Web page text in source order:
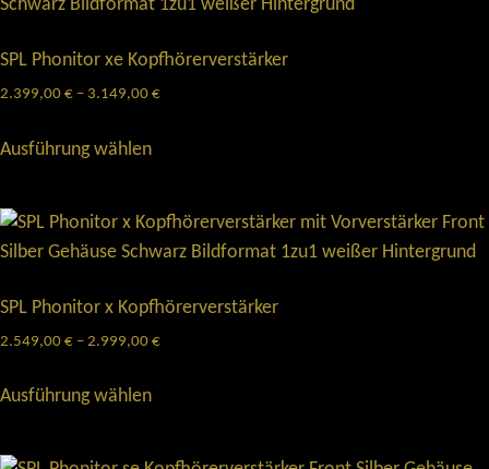
SPL Phonitor xe Kopfhörerverstärker
2.399,00€ – 3.149,00€
Ausführung wählen
SPL Phonitor x Kopfhörerverstärker
2.549,00€ –2.999,00€
Ausführung wählen